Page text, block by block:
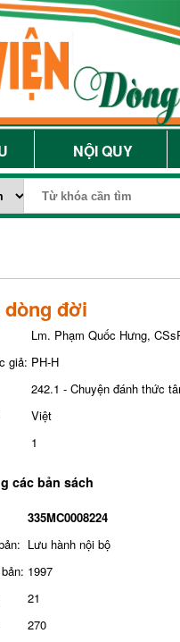
NỘI QUY
dòng đời
Lm. Phạm Quốc Hưng,
giả: PH-H
242.1 - Chuyện đánh thức
Việt
1
các bản sách
335MC0008224
Lưu hành nội bộ
1997
21
270